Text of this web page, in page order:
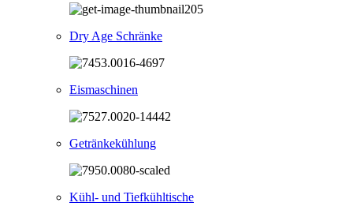
Dry Age Schränke
Eismaschinen
Getränkekühlung
Kühl- und Tiefkühltische